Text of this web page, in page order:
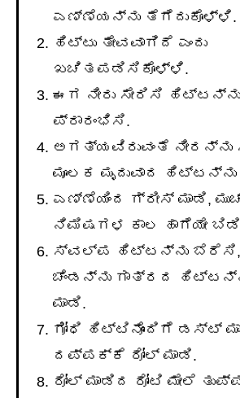
ಎಣ್ಣೆಯನ್ನು ತೆಗೆದುಕೊಳ್ಳಿ.
ಹಿಟ್ಟು ತೇವವಾಗಿದೆ ಎಂದು
ಖಚಿತಪಡಿಸಿಕೊಳ್ಳಿ.
ಈಗ ನೀರು ಸೇರಿಸಿ
ಪ್ರಾರಂಭಿಸಿ.
ಅಗತ್ಯವಿರುವಂತೆ ನೀರನ್ನು
ಮೂಲಕ ಮೃದುವಾದ
ಎಣ್ಣೆಯಿಂದ ಗ್ರೀಸ್ ಮಾಡಿ,
ನಿಮಿಷಗಳ ಕಾಲ ಹಾಗೆಯೇ
ಸ್ವಲ್ಪ ಹಿಟ್ಟನ್ನು
ಚೆಂಡನ್ನು ಗಾತ್ರದ
ಮಾಡಿ.
ಗೋಧಿ ಹಿಟ್ಟಿನೊಂದಿಗೆ ಡಸ್ಟ್
ದಪ್ಪಕ್ಕೆ ರೋಲ್ ಮಾಡಿ.
ರೋಲ್ ಮಾಡಿದ ರೋಟಿ ಮೇಲೆ